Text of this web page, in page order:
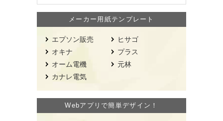
メーカー用紙テンプレート
エプソン販売
オキナ
オーム電機
カナレ電気
ヒサゴ
プラス
元林
Webアプリで簡単デザイン！